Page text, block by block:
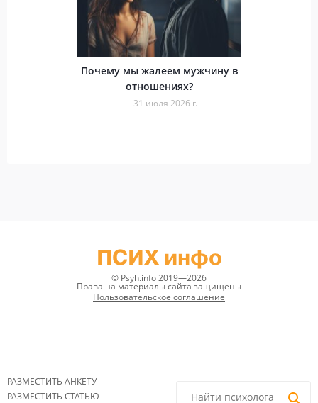
Почему мы жалеем мужчину в
отношениях?
31 июля 2026 г.
ПСИХ инфо
© Psyh.info 2019—2026
Права на материалы сайта защищены
Пользовательское соглашение
РАЗМЕСТИТЬ АНКЕТУ
РАЗМЕСТИТЬ СТАТЬЮ